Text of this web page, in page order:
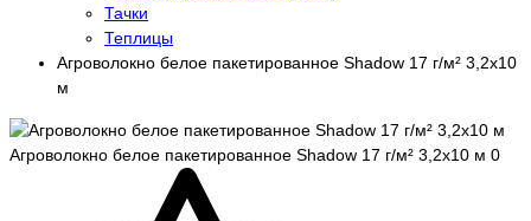
Тачки
Теплицы
Агроволокно белое пакетированное Shadow 17 г/м² 3,2x10
м
Агроволокно белое пакетированное Shadow 17 г/м² 3,2x10 м 0